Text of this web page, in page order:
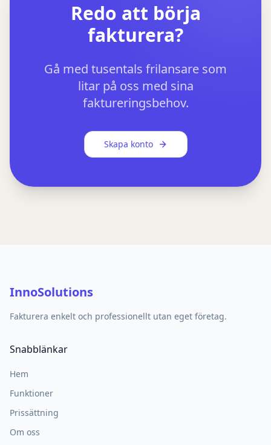
Redo att börja
fakturera?
Gå med tusentals frilansare som
litar på oss med sina
faktureringsbehov.
Skapa konto
InnoSolutions
Fakturera enkelt och professionellt utan eget företag.
Snabblänkar
Hem
Funktioner
Prissättning
Om oss